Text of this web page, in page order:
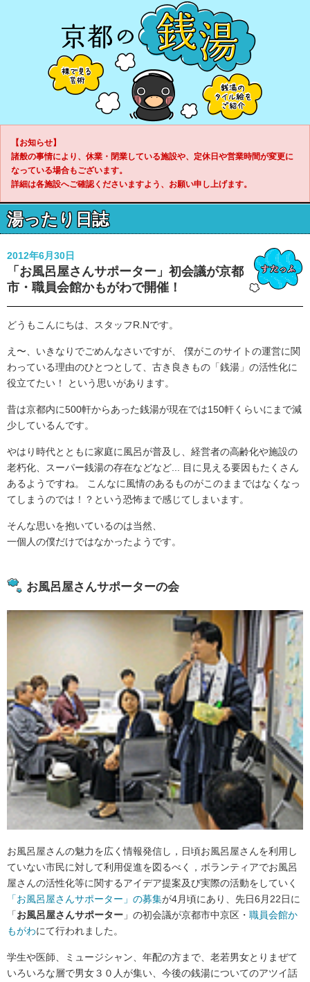
【お知らせ】
諸般の事情により、休業・閉業している施設や、定休日や営業時間が変更に
なっている場合もございます。
詳細は各施設へご確認くださいますよう、お願い申し上げます。
湯ったり日誌
2012年6月30日
「お風呂屋さんサポーター」初会議が京都
市・職員会館かもがわで開催！
どうもこんにちは、スタッフR.Nです。
え〜、いきなりでごめんなさいですが、 僕がこのサイトの運営に関
わっている理由のひとつとして、古き良きもの「銭湯」の活性化に
役立てたい！ という思いがあります。
昔は京都内に500軒からあった銭湯が現在では150軒くらいにまで減
少しているんです。
やはり時代とともに家庭に風呂が普及し、経営者の高齢化や施設の
老朽化、スーパー銭湯の存在などなど... 目に見える要因もたくさん
あるようですね。 こんなに風情のあるものがこのままではなくなっ
てしまうのでは！？という恐怖まで感じてしまいます。
そんな思いを抱いているのは当然、
一個人の僕だけではなかったようです。
お風呂屋さんサポーターの会
お風呂屋さんの魅力を広く情報発信し，日頃お風呂屋さんを利用し
ていない市民に対して利用促進を図るべく，ボランティアでお風呂
屋さんの活性化等に関するアイデア提案及び実際の活動をしていく
「お風呂屋さんサポーター」の募集が4月頃にあり、先日6月22日に
「お風呂屋さんサポーター 」の初会議が京都市中京区・ 職員会館か
もがわにて行われました。
学生や医師、ミュージシャン、年配の方まで、老若男女とりまぜて
いろいろな層で男女３０人が集い、今後の銭湯についてのアツイ話